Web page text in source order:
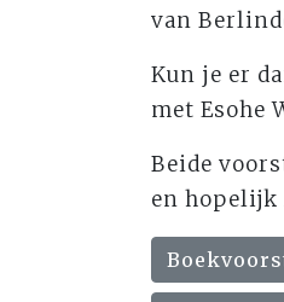
van
Kun je er
met Esohe
Beide
en hopelijk